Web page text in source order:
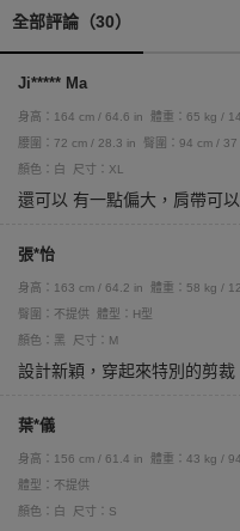
全部評論（30）
Ji***** Ma
身高：164 cm / 64.6 in 體重：65 kg /
腰圍：72 cm / 28.3 in
臀圍：94 cm / 37
顏色：白
尺寸：XL
還可以 有一點偏大，肩帶可
張*怡
身高：163 cm / 64.2 in 體重：58 kg /
臀圍：不提供
體型：H型
顏色：黑
尺寸：M
設計新穎，穿起來特別的剪
葉*儀
身高：156 cm / 61.4 in 體重：43 kg /
體型：不提供
顏色：白
尺寸：S